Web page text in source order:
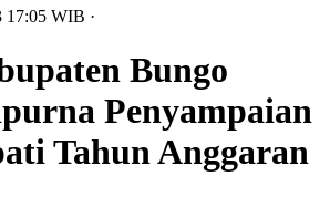
17:05 WIB ·
Bungo
Penyampaian
Tahun Anggaran